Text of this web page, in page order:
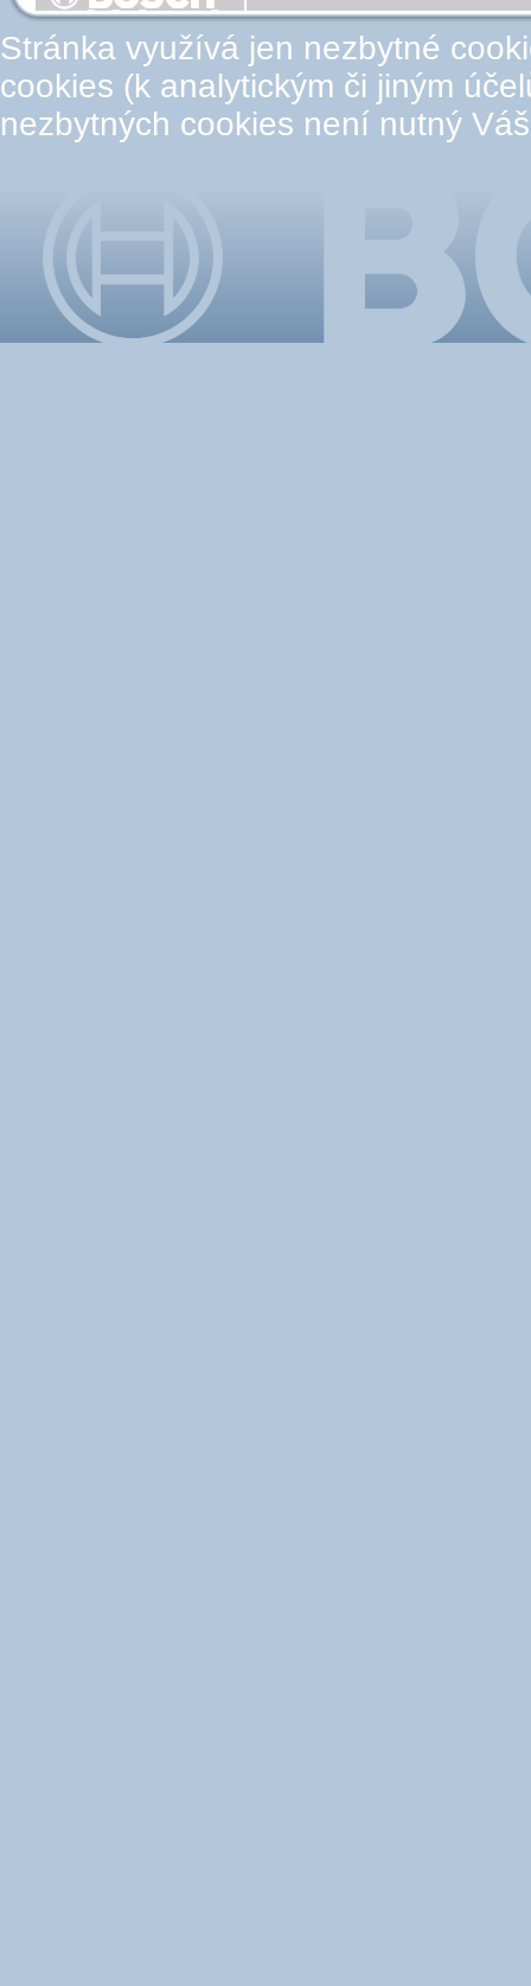
Stránka využívá jen nezbytné
cookies (k analytickým či jiným
nezbytných cookies není nutný